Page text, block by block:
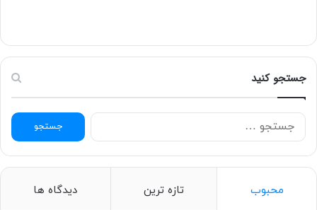
جستجو کنید
ج
س
ج
محبوب تازه ترین دیدگاه ها